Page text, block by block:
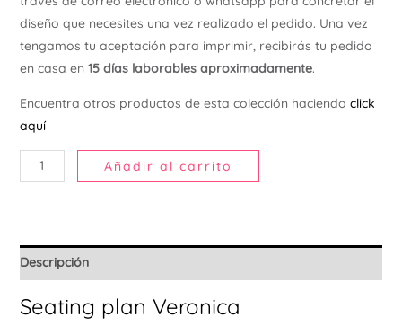
diseño que necesites una vez realizado el pedido. Una vez
tengamos tu aceptación para imprimir, recibirás tu pedido
en casa en 15 días laborables aproximadamente.
Encuentra otros productos de esta colección haciendo click
aquí
Añadir al carrito
Descripción
Seating plan Veronica